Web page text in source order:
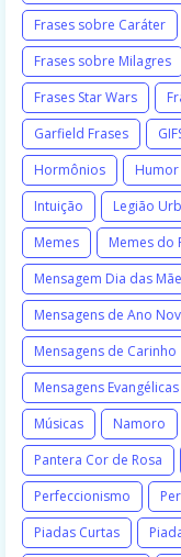
Frases sobre Caráter
Frases sobre Milagres
Frases Star Wars
Garfield Frases
Hormônios
Humor
Intuição
Legião
Memes
Memes do
Mensagem Dia das
Mensagens de Ano
Mensagens de Carinho
Mensagens Evangélicas
Músicas
Namoro
Pantera Cor de Rosa
Perfeccionismo
Piadas Curtas